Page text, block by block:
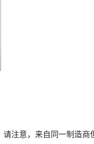
注意，来自同一制造商